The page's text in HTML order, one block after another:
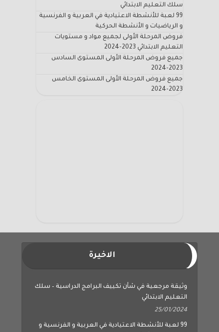
سلك التعليم الابتدائي
99 لعبة للأنشطة الاعتيادية في العربية و الفرنسية
و الرياضيات و الأنشطة الحركية
فروض المرحلة الأولى لجميع مواد و مستويات
التعليم الابتدائي 2023-2024
جميع فروض المرحلة الأولى المستوى السادس
2023-2024
جميع فروض المرحلة الأولى المستوى الخامس
2023-2024
الاخيرة
وثيقة مرجعية في شأن تكييف البرامج الدراسية – سلك
التعليم الابتدائي
25/01/2024
99 لعبة للأنشطة الاعتيادية في العربية و الفرنسية و